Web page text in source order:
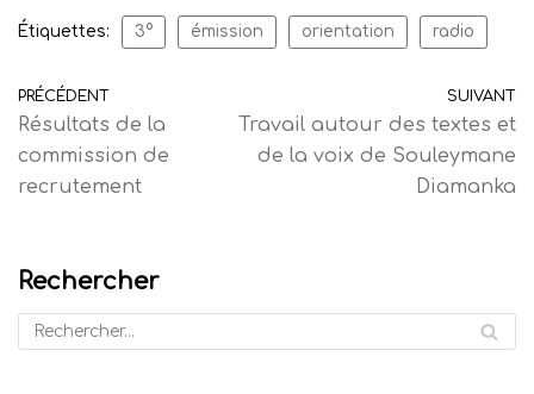
Étiquettes: 3° émission orientation radio
PRÉCÉDENT
Résultats de la
commission de
recrutement
SUIVANT
Travail autour des textes et
de la voix de Souleymane
Diamanka
Rechercher